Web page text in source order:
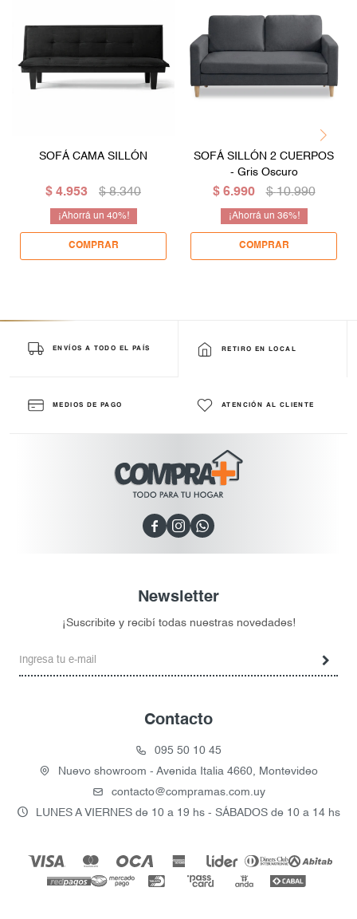
SOFÁ CAMA SILLÓN
$ 4.953 $ 8.340
40
SOFÁ SILLÓN 2 CUERPOS
- Gris Oscuro
$ 6.990 $ 10.990
36
ENVÍOS A TODO EL PAÍS RETIRO EN LOCAL
MEDIOS DE PAGO ATENCIÓN AL CLIENTE
  
Contacto
095 50 10 45
Nuevo showroom - Avenida Italia 4660, Montevideo
contacto@compramas.com.uy
LUNES A VIERNES de 10 a 19 hs - SÁBADOS de 10 a 14 hs
Newsletter
¡Suscribite y recibí todas nuestras novedades!